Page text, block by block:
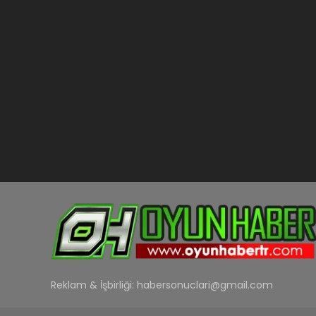
Reklam & İşbirliği: habersonuclari@gmail.com